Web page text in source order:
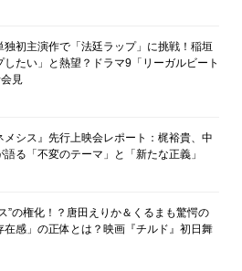
独初主演作で「法廷ラップ」に挑戦！稲垣
たい」と熱望？ドラマ9「リーガルビート
見
メシス』先行上映会レポート：梶裕貴、中
る「不変のテーマ」と「新たな正義」
”の権化！？唐田えりか＆くるまも驚愕の
在感」の正体とは？映画『チルド』初日舞